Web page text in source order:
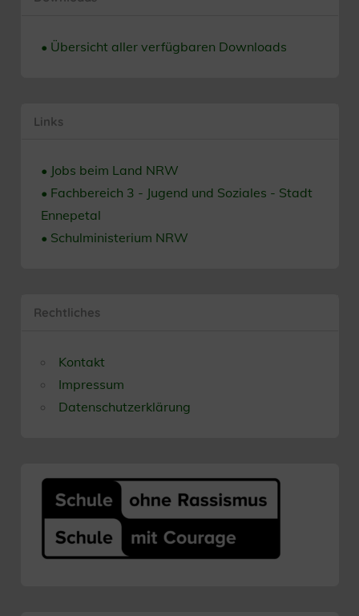
• Übersicht aller verfügbaren Downloads
Links
• Jobs beim Land NRW
• Fachbereich 3 - Jugend und Soziales - Stadt
Ennepetal
• Schulministerium NRW
Rechtliches
Kontakt
Impressum
Datenschutzerklärung